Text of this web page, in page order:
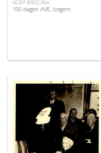
GC20130502_064
100 dagen AVE, Izegem